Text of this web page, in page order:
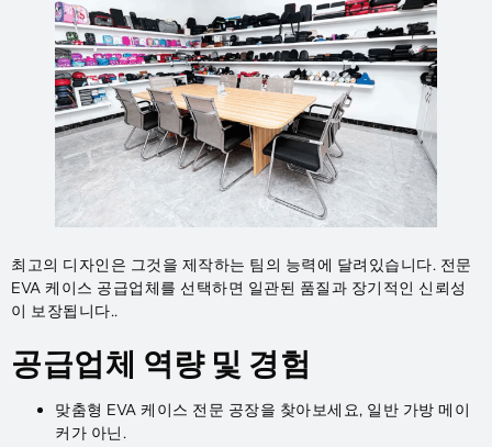
최고의 디자인은 그것을 제작하는 팀의 능력에 달려있습니다. 전문
EVA 케이스 공급업체를 선택하면 일관된 품질과 장기적인 신뢰성
이 보장됩니다..
공급업체 역량 및 경험
맞춤형 EVA 케이스 전문 공장을 찾아보세요, 일반 가방 메이
커가 아닌.